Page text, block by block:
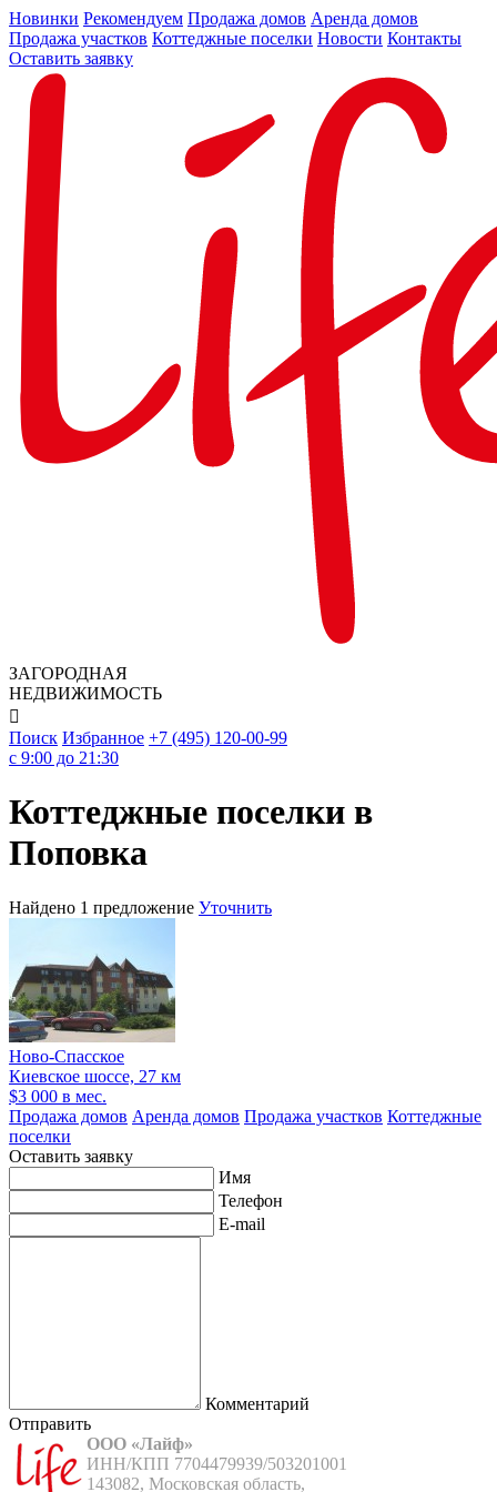
Новинки Рекомендуем Продажа домов Аренда домов
Продажа участков Коттеджные поселки Новости Контакты
Оставить заявку
ЗАГОРОДНАЯ
НЕДВИЖИМОСТЬ

Поиск Избранное +7 (495) 120-00-99
c 9:00 до 21:30
Коттеджные поселки в
Поповка
Найдено 1 предложение Уточнить
Ново-Спасское
Киевское шоссе, 27 км
$3 000 в мес.
Продажа домов Аренда домов Продажа участков Коттеджные
поселки
Оставить заявку
Имя
Телефон
E-mail
Комментарий
Отправить
ООО «Лайф»
ИНН/КПП 7704479939/503201001
143082, Московская область,